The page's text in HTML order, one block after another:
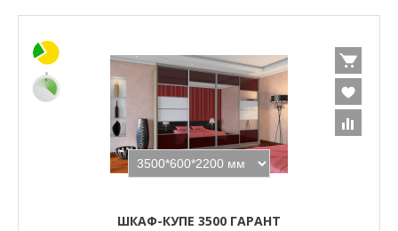
ШКАФ-КУПЕ 3500 ГАРАНТ